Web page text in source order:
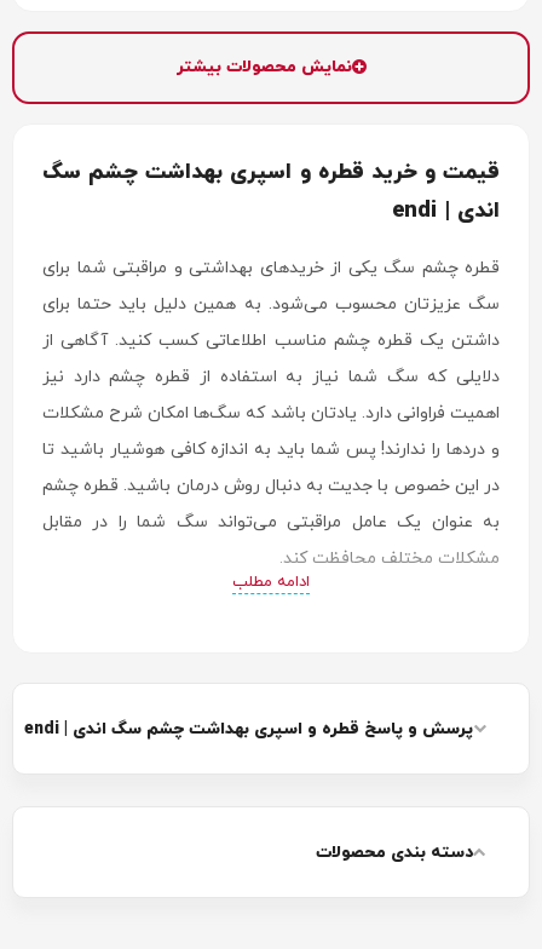
نمایش محصولات بیشتر
قیمت و خرید قطره و اسپری بهداشت چشم سگ
اندی | endi
قطره چشم سگ یکی از خریدهای بهداشتی و مراقبتی شما برای
سگ عزیزتان محسوب می‌شود. به همین دلیل باید حتما برای
داشتن یک قطره چشم مناسب اطلاعاتی کسب کنید. آگاهی از
دلایلی که سگ شما نیاز به استفاده از قطره چشم دارد نیز
اهمیت فراوانی دارد. یادتان باشد که سگ‌ها امکان شرح مشکلات
و دردها را ندارند! پس شما باید به اندازه کافی هوشیار باشید تا
در این خصوص با جدیت به دنبال روش درمان باشید. قطره چشم
به عنوان یک عامل مراقبتی می‌تواند سگ شما را در مقابل
مشکلات مختلف محافظت کند.
کرد و برای داشتن یک زندگی امن، آموزش استفاده از قطره چشم
سگ را مرور می‌کنیم.
ادامه مطلب
پرسش و پاسخ قطره و اسپری بهداشت چشم سگ اندی | endi
دسته بندی محصولات